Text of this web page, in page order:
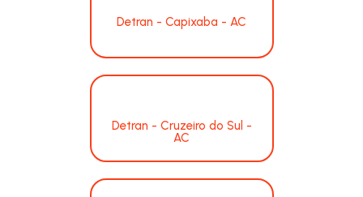
Detran - Capixaba - AC
Detran - Cruzeiro do Sul -
AC